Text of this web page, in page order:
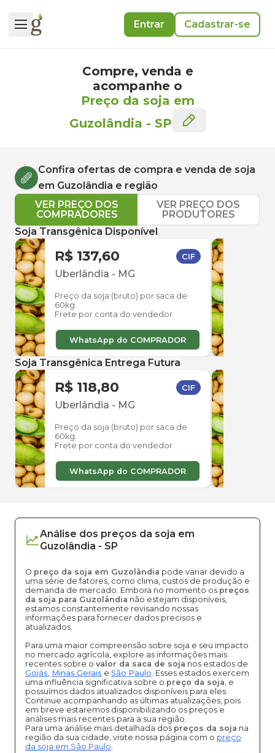
Entrar Cadastrar-se
Compre, venda e
acompanhe o
Preço da soja em
Guzolândia - SP
Confira ofertas de compra e venda de soja
em Guzolândia e região
VER PREÇO DOS
COMPRADORES
VER PREÇO DOS
PRODUTORES
Soja Transgênica Disponível
R$ 137,60 CIF
Uberlândia - MG
Preço da soja (bruto) por saca de
60kg
Frete por conta do vendedor
WhatsApp do COMPRADOR
Soja Transgênica Entrega Futura
R$ 118,80 CIF
Uberlândia - MG
Preço da soja (bruto) por saca de
60kg
Frete por conta do vendedor
WhatsApp do COMPRADOR
Análise dos preços da soja em
Guzolândia - SP
O preço da soja em Guzolândia pode variar devido a
uma série de fatores, como clima, custos de produção e
demanda de mercado. Embora no momento os preços
da soja para Guzolândia não estejam disponíveis,
estamos constantemente revisando nossas
informações para fornecer dados precisos e
atualizados.
Para uma maior compreensão sobre soja e seu impacto
no mercado agrícola, explore as informações mais
recentes sobre o valor da saca de soja nos estados de
Goiás, Minas Gerais e São Paulo. Esses estados exercem
uma influência significativa sobre o preço da soja, e
possuímos dados atualizados disponíveis para eles.
Continue acompanhando as últimas atualizações, pois
em breve estaremos disponibilizando os preços e
análises mais recentes para a sua região.
Para uma análise mais detalhada dos preços da soja na
região da sua cidade, visite nossa página com o preço
da soja em São Paulo.